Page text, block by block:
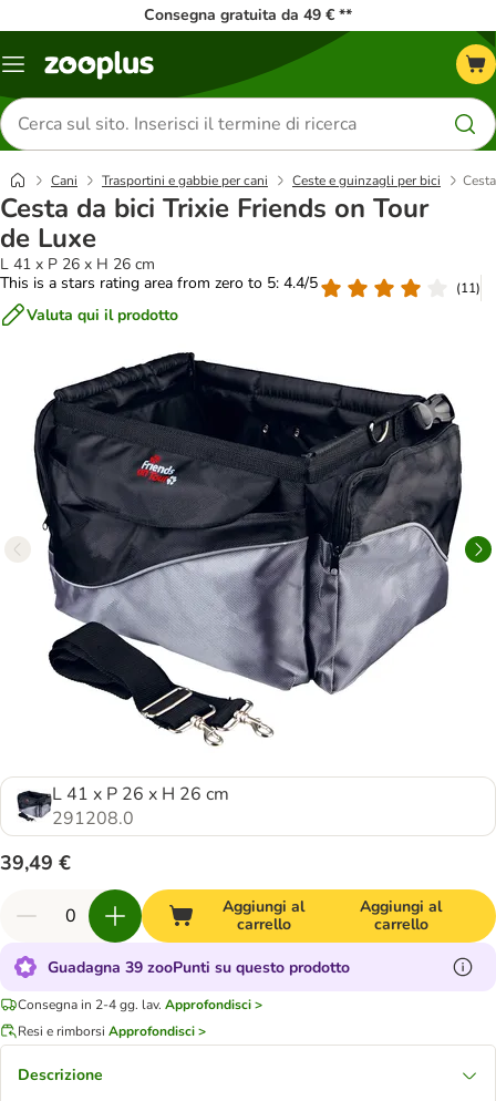
Consegna gratuita da 49 € **
Overview
Cerca
prodotti
Cani Trasportini e gabbie per cani Ceste e guinzagli per bici
Cesta da bici Trixie Friends on Tour
de Luxe
L 41 x P 26 x H 26 cm
This is a stars rating area from zero to 5: 4.4/5
(11)
Valuta qui il prodotto
L 41 x P 26 x H 26 cm
291208.0
39,49 €
Aggiungi al
carrello
Aggiungi al
carrello
Guadagna 39 zooPunti su questo prodotto
Consegna in 2-4 gg. lav. Approfondisci >
Resi e rimborsi Approfondisci >
Descrizione